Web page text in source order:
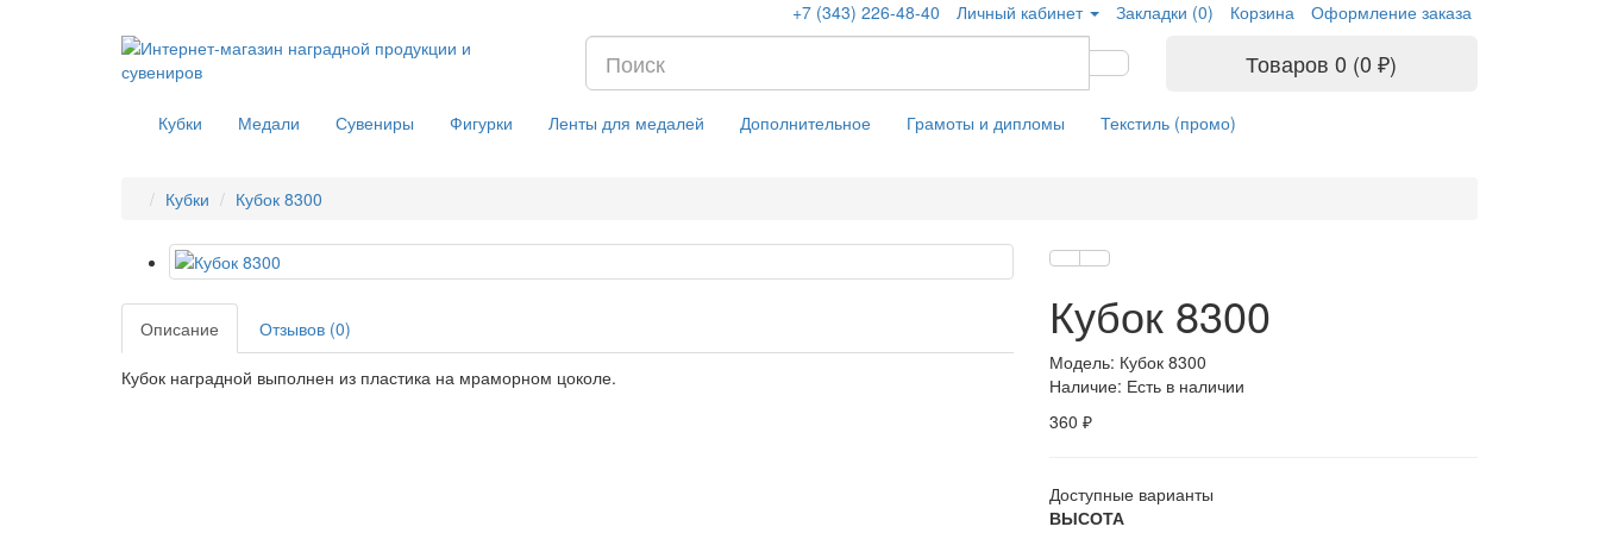
+7 (343) 226-48-40 Личный кабинет Закладки (0) Корзина Оформление заказа
Товаров 0 (0 ₽)
Кубки Медали Сувениры Фигурки Ленты для медалей Дополнительное Грамоты и дипломы Текстиль (промо)
Кубки Кубок 8300
Описание Отзывов (0)
Кубок наградной выполнен из пластика на мраморном цоколе.
Кубок 8300
Модель: Кубок 8300
Наличие: Есть в наличии
360 ₽
Доступные варианты
ВЫСОТА